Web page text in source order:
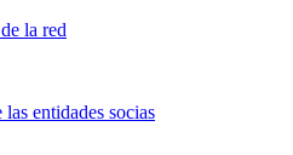
la red
entidades socias